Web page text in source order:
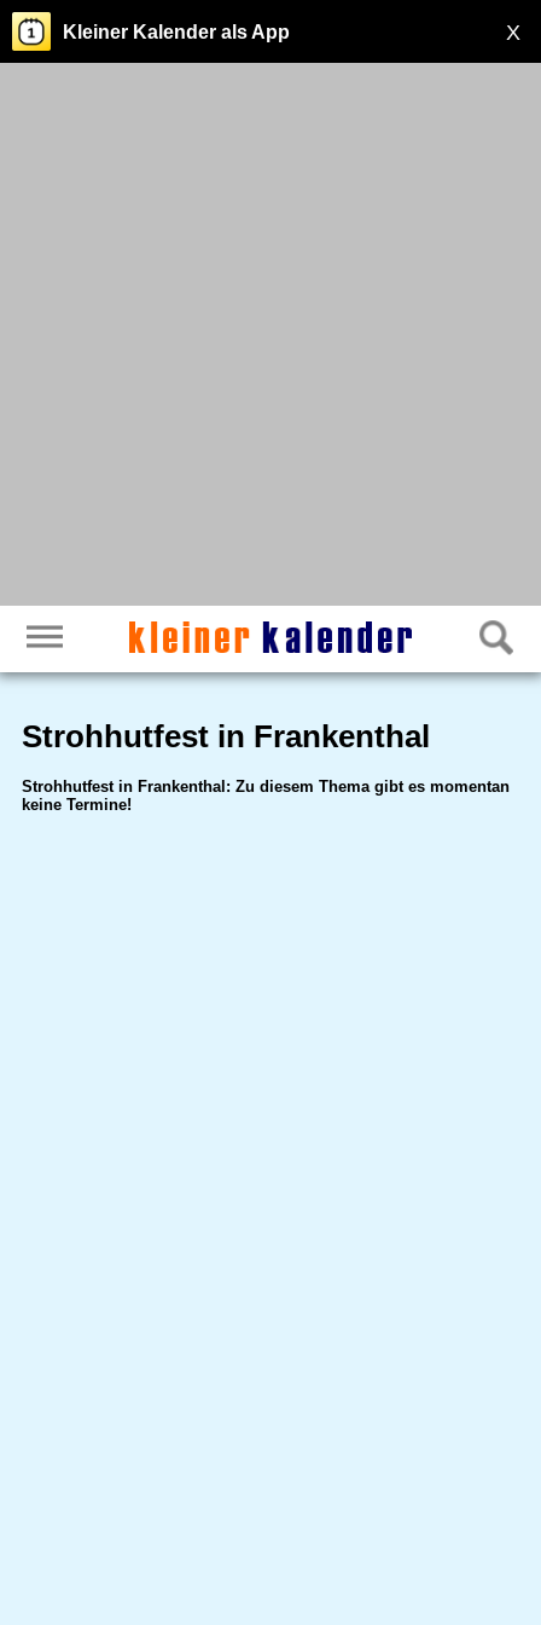
X
Kleiner Kalender als App
Strohhutfest in Frankenthal
Strohhutfest in Frankenthal: Zu diesem Thema gibt es momentan
keine Termine!